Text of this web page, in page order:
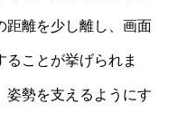
距離を少し離し、画面
ことが挙げられま
姿勢を支えるようにす